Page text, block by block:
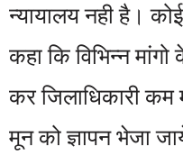
न्यायालय नही है।
कहा कि विभिन्न
कर जिलाधिकारी
मून को ज्ञापन भेजा